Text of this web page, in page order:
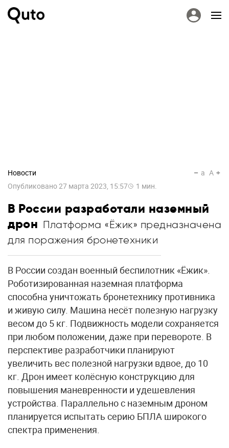
Новости
Опубликовано27 марта 2023, 15:57 1 мин.
a A
В России разработали наземный
дрон Платформа «Ёжик» предназначена
для поражения бронетехники
В России создан военный беспилотник «Ёжик».
Роботизированная наземная платформа
способна уничтожать бронетехнику противника
и живую силу. Машина несёт полезную нагрузку
весом до 5 кг. Подвижность модели сохраняется
при любом положении, даже при перевороте. В
перспективе разработчики планируют
увеличить вес полезной нагрузки вдвое, до 10
кг. Дрон имеет колёсную конструкцию для
повышения маневренности и удешевления
устройства. Параллельно с наземным дроном
планируется испытать серию БПЛА широкого
спектра применения.